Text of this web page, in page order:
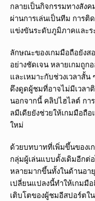
กลายเป็นกิจกรรมทางสัง
ผ่านการเล่นเป็นทีม การติ
แข่งขันระดับภูมิภาคและร
ลักษณะของเกมมือถือยัง
อย่างชัดเจน หลายเกมถูก
และเหมาะกับช่วงเวลาสั้
ดึงดูดผู้ชมที่อาจไม่มีเวล
นอกจากนี้ คลิปไฮไลต์ กา
ลมีเดียยังช่วยให้เกมมือถื
ใหม่
ด้วยบทบาทที่เพิ่มขึ้นของเ
กลุ่มผู้เล่นแบบดั้งเดิมอีกต่
หลายมากขึ้นทั้งในด้านอา
เปลี่ยนแปลงนี้ทำให้เกมมื
เติบโตของผู้ชมอีสปอร์ตใ